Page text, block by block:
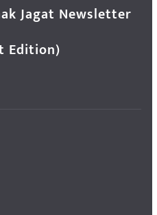
Jagat Newsletter
Edition)